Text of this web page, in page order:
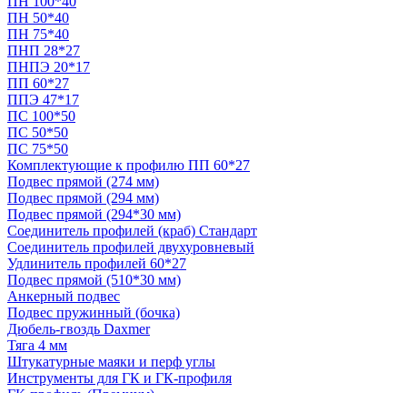
ПН 50*40
ПН 75*40
ПНП 28*27
ПНПЭ 20*17
ПП 60*27
ППЭ 47*17
ПС 100*50
ПС 50*50
ПС 75*50
Комплектующие к профилю ПП 60*27
Подвес прямой (274 мм)
Подвес прямой (294 мм)
Подвес прямой (294*30 мм)
Соединитель профилей (краб) Стандарт
Соединитель профилей двухуровневый
Удлинитель профилей 60*27
Подвес прямой (510*30 мм)
Анкерный подвес
Подвес пружинный (бочка)
Дюбель-гвоздь Daxmer
Тяга 4 мм
Штукатурные маяки и перф углы
Инструменты для ГК и ГК-профиля